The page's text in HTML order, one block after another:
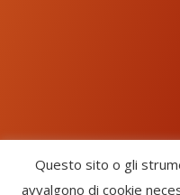
Questo sito o gli
avvalgono di cookie